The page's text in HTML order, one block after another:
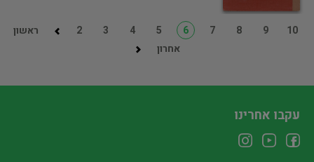
ראשון 2 3 4 5 6 7 8 9
10
אחרון
עקבו אחרינו